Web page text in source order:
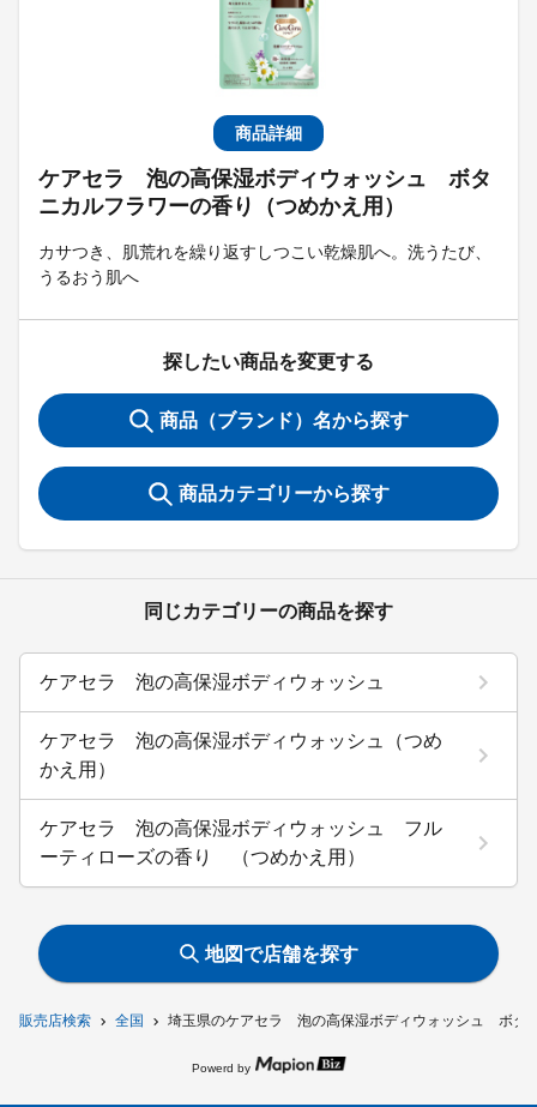
販売店検索 全国 埼玉県のケアセラ 泡の高保湿ボディウォッシュ ボタ
商品詳細
ケアセラ 泡の高保湿ボディウォッシュ ボタ
ニカルフラワーの香り（つめかえ用）
カサつき、肌荒れを繰り返すしつこい乾燥肌へ。洗うたび、
うるおう肌へ
探したい商品を変更する
商品（ブランド）名から探す
商品カテゴリーから探す
同じカテゴリーの商品を探す
ケアセラ 泡の高保湿ボディウォッシュ
ケアセラ 泡の高保湿ボディウォッシュ（つめ
かえ用）
ケアセラ 泡の高保湿ボディウォッシュ フル
ーティローズの香り （つめかえ用）
地図で店舗を探す
Powerd by